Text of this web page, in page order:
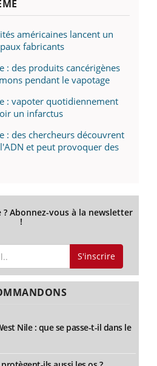
américaines lancent un
fabricants
: des produits cancérigènes
pendant le vapotage
: vapoter quotidiennement
un infarctus
: des chercheurs découvrent
et peut provoquer des
Abonnez-vous à la newsletter
!
S'inscrire
Nile : que se passe-t-il dans le